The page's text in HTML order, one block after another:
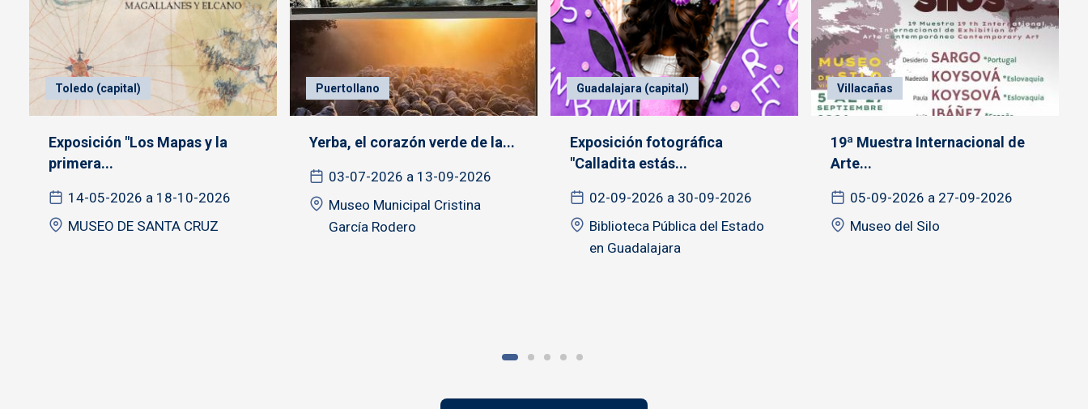
Toledo (capital)
Exposición "Los Mapas y la
primera...
14-05-2026 a 18-10-2026
MUSEO DE SANTA CRUZ
Puertollano
Yerba, el corazón verde de la...
03-07-2026 a 13-09-2026
Museo Municipal Cristina
García Rodero
Guadalajara (capital)
Exposición fotográfica
"Calladita estás...
02-09-2026 a 30-09-2026
Biblioteca Pública del Estado
en Guadalajara
Villacañas
19ª Muestra Internacional de
Arte...
05-09-2026 a 27-09-2026
Museo del Silo